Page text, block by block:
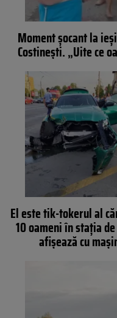
Moment șocant la
Costinești. „Uite ce
El este tik-tokerul al
10 oameni în stația
afișează cu